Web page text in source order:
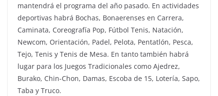
mantendrá el programa del año pasado. En actividades
deportivas habrá Bochas, Bonaerenses en Carrera,
Caminata, Coreografía Pop, Fútbol Tenis, Natación,
Newcom, Orientación, Padel, Pelota, Pentatlón, Pesca,
Tejo, Tenis y Tenis de Mesa. En tanto también habrá
lugar para los Juegos Tradicionales como Ajedrez,
Burako, Chin-Chon, Damas, Escoba de 15, Lotería, Sapo,
Taba y Truco.